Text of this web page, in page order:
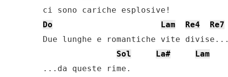
Do
Lam Re4
Re7
Due lunghe e romantiche vite divise...
Sol
La# Lam
...da queste rime.